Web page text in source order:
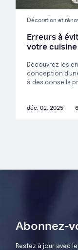
Décoration et
Erreurs à
votre cuisine
Découvrez les
conception
à des conseils
déc. 02, 2025
Abonnez-
Restez à jour avec